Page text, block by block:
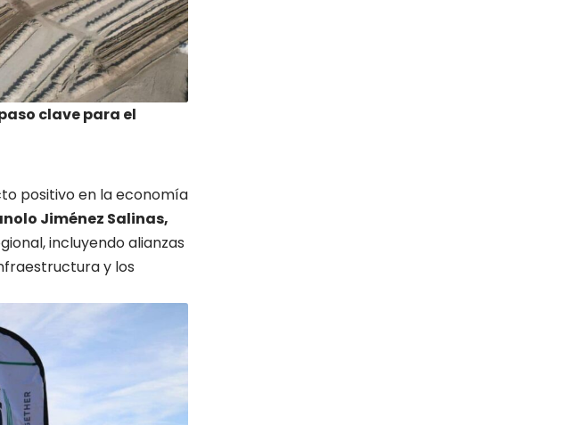
clave para el
positivo en la economía
Jiménez Salinas,
incluyendo alianzas
y los